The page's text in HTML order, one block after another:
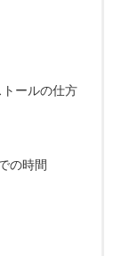
ールの仕方
の時間